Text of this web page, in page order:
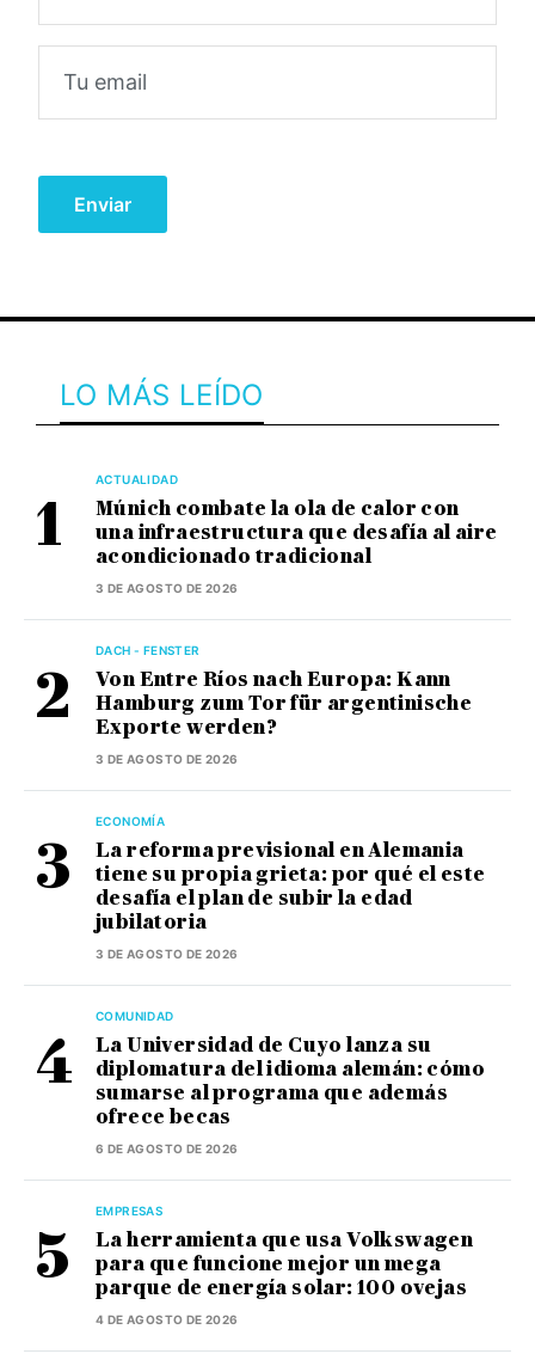
LO MÁS LEÍDO
ACTUALIDAD
Múnich combate la ola de calor con
una infraestructura que desafía al aire
acondicionado tradicional
3 DE AGOSTO DE 2026
DACH - FENSTER
Von Entre Ríos nach Europa: Kann
Hamburg zum Tor für argentinische
Exporte werden?
3 DE AGOSTO DE 2026
ECONOMÍA
La reforma previsional en Alemania
tiene su propia grieta: por qué el este
desafía el plan de subir la edad
jubilatoria
3 DE AGOSTO DE 2026
COMUNIDAD
La Universidad de Cuyo lanza su
diplomatura del idioma alemán: cómo
sumarse al programa que además
ofrece becas
6 DE AGOSTO DE 2026
EMPRESAS
La herramienta que usa Volkswagen
para que funcione mejor un mega
parque de energía solar: 100 ovejas
4 DE AGOSTO DE 2026